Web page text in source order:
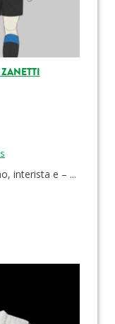
interista e – ...